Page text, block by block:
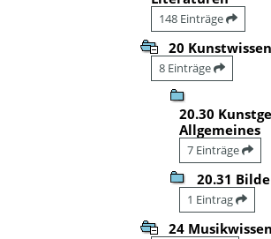
148 Einträge
20
8 Einträge
20.30
Allgemeines
7 Einträge
20.31
1 Eintrag
24